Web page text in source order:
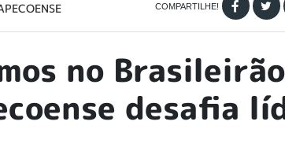
no
desafia